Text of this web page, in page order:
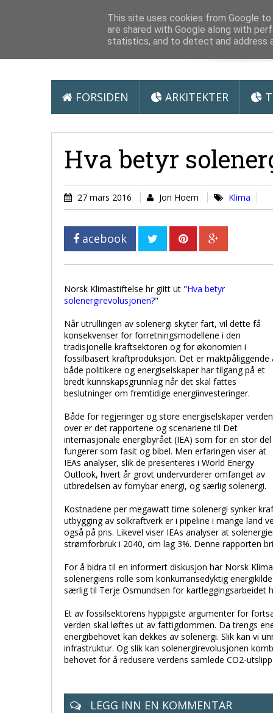
Arkitektur
FORSIDEN ARKITEKTER
Hva betyr
27 mars 2016 Jon Hoem Klima
acebook
Norsk Klimastiftelse hr giitt ut "Hva betyr
solenergirevolusjonen?"
Når utrullingen av solenergi skyter fart, vil dette få
konsekvenser for forretningsmodellene i den
tradisjonelle kraftsektoren og for økonomien i
fossilbasert kraftproduksjon. Det er maktpåliggende
både politikere og energiselskaper har tilgang på et
bredt kunnskapsgrunnlag når det skal fattes
beslutninger om fremtidige energiinvesteringer.
Både for regjeringer og store energiselskaper verden
over er det rapportene og scenariene til Det
internasjonale energibyrået (IEA) som for en stor del
fungerer som fasit og bibel. Men erfaringen viser at
IEAs analyser, slik de presenteres i World Energy
Outlook, hvert år grovt undervurderer omfanget av
utbredelsen av fornybar energi, og særlig solenergi.
Kostnadene per megawatt time solenergi synker
utbygging av solkraftverk er i pipeline i mange land
også på pris. Likevel viser IEAs analyser at
strømforbruk i 2040, om lag 3%. Denne rapporten
For å bidra til en informert diskusjon har Norsk
solenergiens rolle som konkurransedyktig
særlig til Terje Osmundsen for kartleggingsarbeidet
Et av fossilsektorens hyppigste argumenter for
verden skal løftes ut av fattigdommen. Da trengs
energibehovet kan dekkes av solenergi. Slik kan vi
infrastruktur. Og slik kan solenergirevolusjonen
behovet for å redusere verdens samlede CO2-
LEGG INN EN KOMMENTAR
This site uses cookies from Google
are shared with Google along with
statistics, and to detect and address